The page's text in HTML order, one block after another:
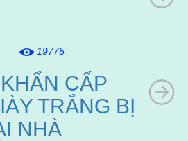
19775
CẤP
TRẮNG BỊ
NHÀ